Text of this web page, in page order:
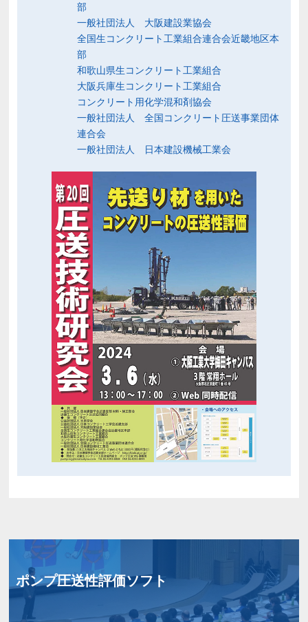
部
一般社団法人 大阪建設業協会
全国生コンクリート工業組合連合会近畿地区本
部
和歌山県生コンクリート工業組合
大阪兵庫生コンクリート工業組合
コンクリート用化学混和剤協会
一般社団法人 全国コンクリート圧送事業団体
連合会
一般社団法人 日本建設機械工業会
ポンプ圧送性評価ソフト